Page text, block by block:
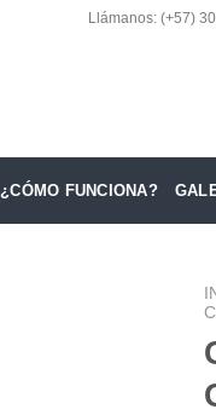
Llámanos: (+57)
¿CÓMO FUNCIONA?